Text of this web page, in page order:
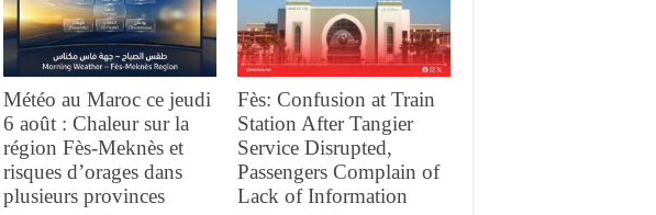
Météo au Maroc ce jeudi
6 août : Chaleur sur la
région Fès-Meknès et
risques d’orages dans
plusieurs provinces
Fès: Confusion at Train
Station After Tangier
Service Disrupted,
Passengers Complain of
Lack of Information